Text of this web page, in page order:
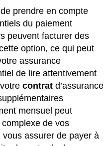
prendre en compte
du paiement
peuvent facturer des
option, ce qui peut
assurance
de lire attentivement
contrat d’assurance
mensuel peut
de vos
assurer de payer à